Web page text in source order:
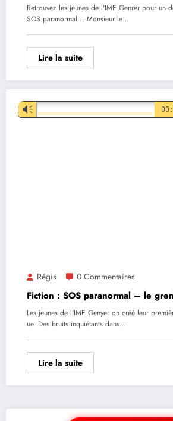
Retrouvez les jeunes de l'IME Genrer pour un
SOS paranormal... Monsieur le…
Lire la suite
Lecteur
audio
Vm
Régis 0 Commentaires
Fiction : SOS paranormal – le
Les jeunes de l'IME Genyer on créé leur
ue. Des bruits inquiétants dans…
Lire la suite